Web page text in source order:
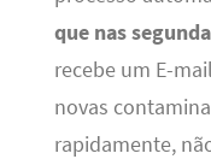
que nas
recebe um E-
novas
rapidamente,